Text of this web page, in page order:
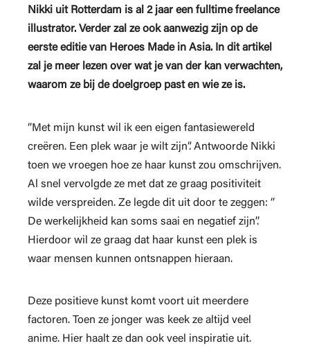
Nikki uit Rotterdam is al 2 jaar een fulltime freelance
illustrator. Verder zal ze ook aanwezig zijn op de
eerste editie van Heroes Made in Asia. In dit artikel
zal je meer lezen over wat je van der kan verwachten,
waarom ze bij de doelgroep past en wie ze is.
‘’Met mijn kunst wil ik een eigen fantasiewereld
creëren. Een plek waar je wilt zijn”. Antwoorde Nikki
toen we vroegen hoe ze haar kunst zou omschrijven.
Al snel vervolgde ze met dat ze graag positiviteit
wilde verspreiden. Ze legde dit uit door te zeggen: ‘’
De werkelijkheid kan soms saai en negatief zijn’’.
Hierdoor wil ze graag dat haar kunst een plek is
waar mensen kunnen ontsnappen hieraan.
Deze positieve kunst komt voort uit meerdere
factoren. Toen ze jonger was keek ze altijd veel
anime. Hier haalt ze dan ook veel inspiratie uit.